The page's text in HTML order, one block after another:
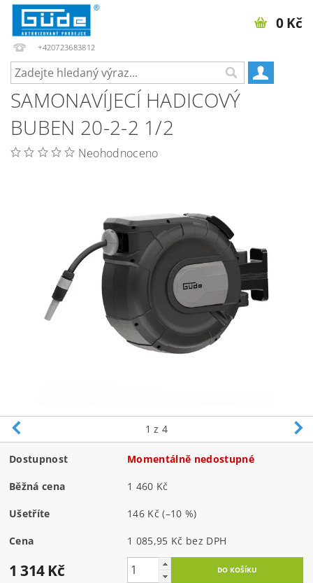
+420723683812
0 Kč
SAMONAVÍJECÍ HADICOVÝ
BUBEN 20-2-2 1/2
Neohodnoceno
1 z 4
Dostupnost Momentálně nedostupné
Běžná cena 1 460 Kč
Ušetříte 146 Kč(–10 %)
Cena 1 085,95 Kč bez DPH
1 314 Kč